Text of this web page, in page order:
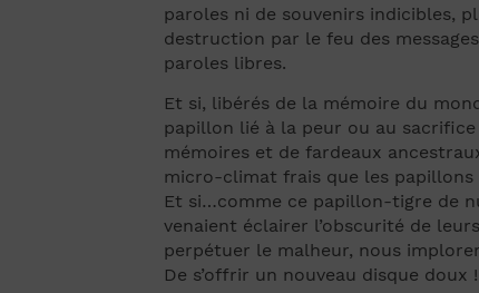
paroles ni de souvenirs indicibles,
destruction par le feu des
paroles libres.
Et si, libérés de la mémoire du
papillon lié à la peur ou au sacrifice
mémoires et de fardeaux
micro-climat frais que les papillons
Et si…comme ce papillon-tigre de
venaient éclairer l’obscurité de
perpétuer le malheur, nous
De s’offrir un nouveau disque doux !